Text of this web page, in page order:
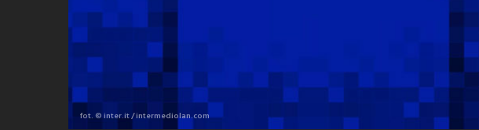
fot. © inter.it / intermediolan.com